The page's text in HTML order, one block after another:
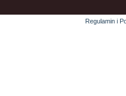
Regulamin i